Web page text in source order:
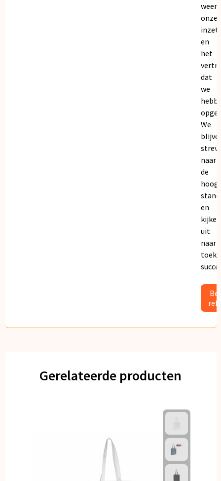
onze
inzet
en
het
dat
we
We
naar
de
en
kijken
uit
naar
Gerelateerde producten